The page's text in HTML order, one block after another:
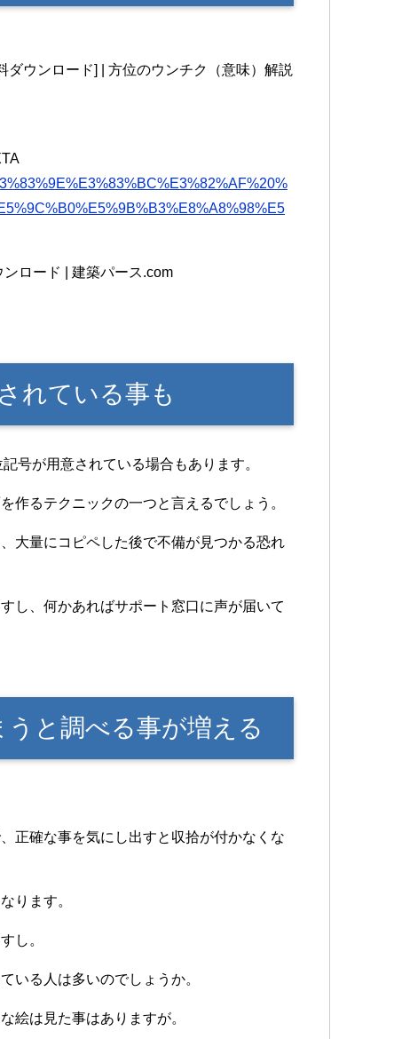
ウンロード] | 方位のウンチク（意味）解説
ロード | 建築パース.com
れている事も
号が用意されている場合もあります。
作るテクニックの一つと言えるでしょう。
大量にコピペした後で不備が見つかる恐れ
し、何かあればサポート窓口に声が届いて
と調べる事が増える
正確な事を気にし出すと収拾が付かなくな
ります。
し。
いる人は多いのでしょうか。
絵は見た事はありますが。